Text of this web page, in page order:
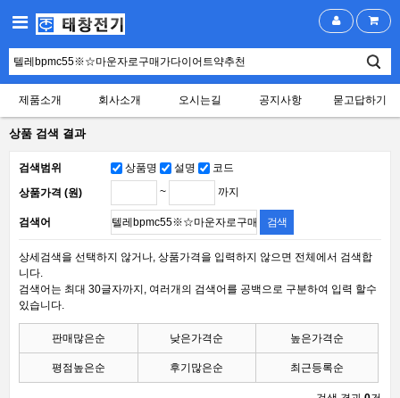
제품소개 회사소개 오시는길 공지사항 묻고답하기
상품 검색 결과
검색범위 상품명 설명
코드
상품가격 (원)
~ 까지
검색어
상세검색을 선택하지 않거나, 상품가격을 입력하지 않으면 전체에서 검색합
니다.
검색어는 최대 30글자까지, 여러개의 검색어를 공백으로 구분하여 입력 할수
있습니다.
판매많은순 낮은가격순 높은가격순
평점높은순 후기많은순 최근등록순